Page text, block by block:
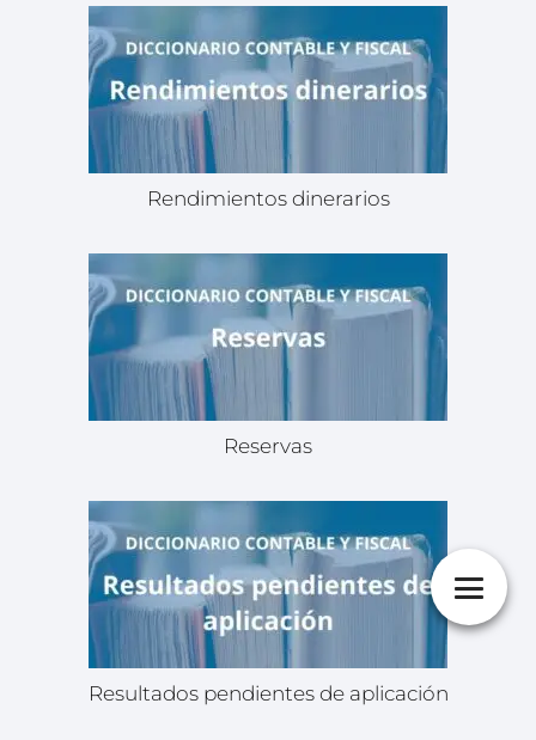
Rendimientos dinerarios
Reservas
Resultados pendientes de aplicación